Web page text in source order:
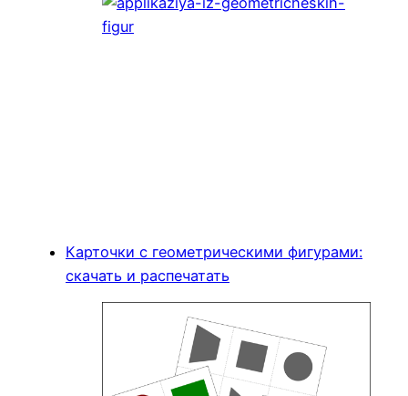
Карточки с геометрическими фигурами:
скачать и распечатать